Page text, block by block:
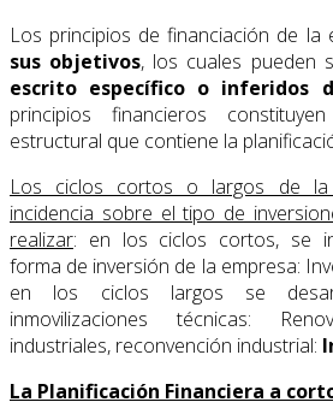
Los principios de financiación de la
sus objetivos, los cuales pueden
escrito específico o inferidos
principios financieros
estructural que contiene la
Los ciclos cortos o largos de la
incidencia sobre el tipo de
realizar: en los ciclos cortos, se
forma de inversión de la empresa:
en los ciclos largos se
inmovilizaciones técnicas:
industriales, reconvención industrial:
La Planificación Financiera a